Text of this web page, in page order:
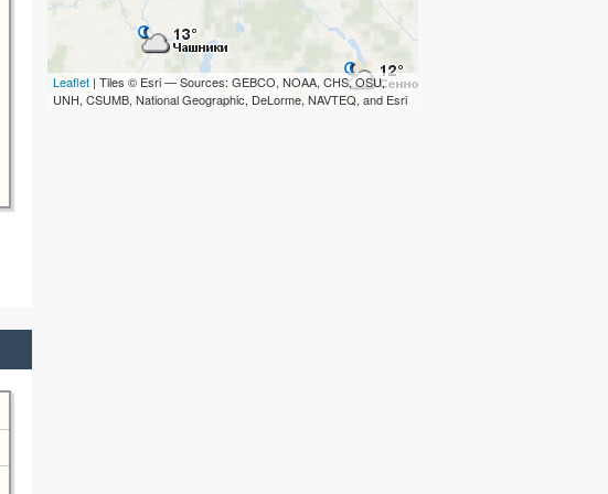
Leaflet | Tiles © Esri — Sources: GEBCO, NOAA, CHS, OSU,
UNH, CSUMB, National Geographic, DeLorme, NAVTEQ, and Esri